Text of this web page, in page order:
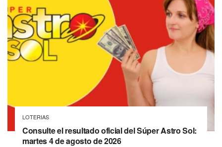
LOTERIAS
Consulte el resultado oficial del Súper Astro Sol:
martes 4 de agosto de 2026